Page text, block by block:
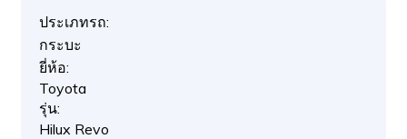
ประเภทรถ:
กระบะ
ยี่ห้อ:
Toyota
รุ่น:
Hilux Revo